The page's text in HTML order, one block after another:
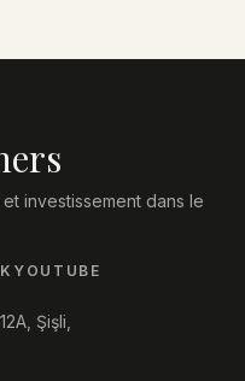
investissement dans le
YOUTUBE
Şişli,